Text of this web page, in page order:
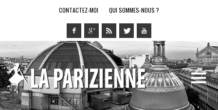
CONTACTEZ-MOI QUI SOMMES-NOUS ?